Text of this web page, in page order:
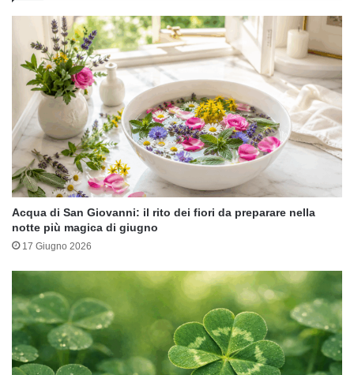
Acqua di San Giovanni: il rito dei fiori da preparare nella
notte più magica di giugno
17 Giugno 2026